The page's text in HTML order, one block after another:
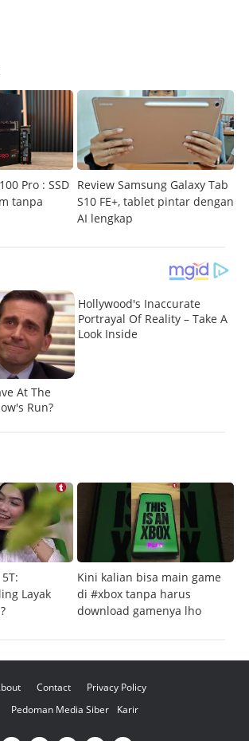
Pro : SSD
tanpa
Review Samsung Galaxy Tab
S10 FE+, tablet pintar dengan
AI lengkap
Layak
Kini kalian bisa main game
di #xbox tanpa harus
download gamenya lho
Contact
Privacy Policy
Pedoman Media Siber
Karir